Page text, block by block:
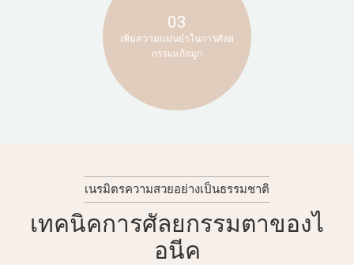
03
เพิ่มความแม่นยำในการศัลย
กรรมแก้จมูก
เนรมิตรความสวยอย่างเป็นธรรมชาติ
เทคนิคการศัลยกรรมตาของไ
อนีค